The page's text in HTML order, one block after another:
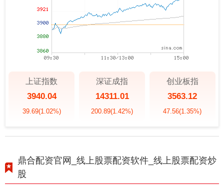
上证指数
3940.04
39.69(1.02%)
深证成指
14311.01
200.89(1.42%)
创业板指
3563.12
47.56(1.35%)
鼎合配资官网_线上股票配资软件_线上股票配资炒
股